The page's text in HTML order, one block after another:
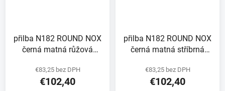
přilba N182 ROUND NOX
černá matná růžová
€83,25 bez DPH
€102,40
přilba N182 ROUND NOX
černá matná stříbrná
€83,25 bez DPH
€102,40